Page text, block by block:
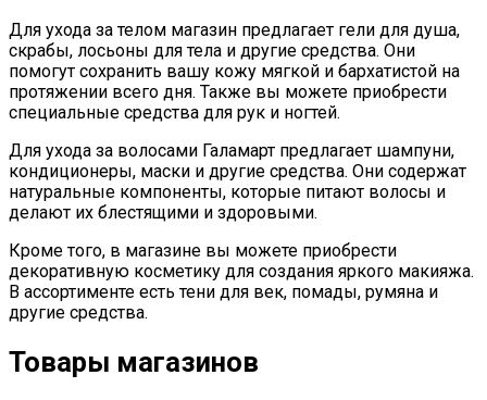
Для ухода за телом магазин предлагает гели для душа,
скрабы, лосьоны для тела и другие средства. Они
помогут сохранить вашу кожу мягкой и бархатистой на
протяжении всего дня. Также вы можете приобрести
специальные средства для рук и ногтей.
Для ухода за волосами Галамарт предлагает шампуни,
кондиционеры, маски и другие средства. Они содержат
натуральные компоненты, которые питают волосы и
делают их блестящими и здоровыми.
Кроме того, в магазине вы можете приобрести
декоративную косметику для создания яркого макияжа.
В ассортименте есть тени для век, помады, румяна и
другие средства.
Товары магазинов